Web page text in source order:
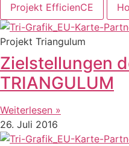
Projekt EfficienCE
Projekt Triangulum
Zielstellungen
TRIANGULUM
Weiterlesen »
26. Juli 2016